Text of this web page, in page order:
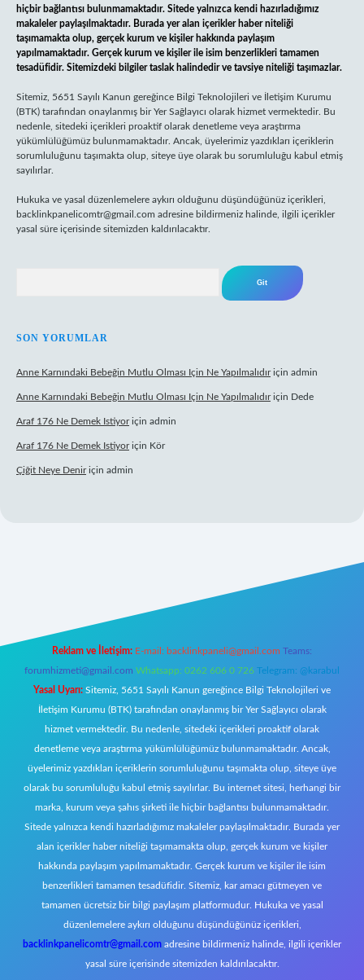
hiçbir bağlantısı bulunmamaktadır. Sitede yalnızca kendi hazırladığımız
makaleler paylaşılmaktadır. Burada yer alan içerikler haber niteliği
taşımamakta olup, gerçek kurum ve kişiler hakkında paylaşım
yapılmamaktadır. Gerçek kurum ve kişiler ile isim benzerlikleri tamamen
tesadüfidir. Sitemizdeki bilgiler taslak halindedir ve tavsiye niteliği taşımazlar.
Sitemiz, 5651 Sayılı Kanun gereğince Bilgi Teknolojileri ve İletişim Kurumu
(BTK) tarafından onaylanmış bir Yer Sağlayıcı olarak hizmet vermektedir. Bu
nedenle, sitedeki içerikleri proaktif olarak denetleme veya araştırma
yükümlülüğümüz bulunmamaktadır. Ancak, üyelerimiz yazdıkları içeriklerin
sorumluluğunu taşımakta olup, siteye üye olarak bu sorumluluğu kabul etmiş
sayılırlar.
Hukuka ve yasal düzenlemelere aykırı olduğunu düşündüğünüz içerikleri,
backlinkpanelicomtr@gmail.com adresine bildirmeniz halinde, ilgili içerikler
yasal süre içerisinde sitemizden kaldırılacaktır.
SON YORUMLAR
Anne Karnındaki Bebeğin Mutlu Olması Için Ne Yapılmalıdıriçin admin
Anne Karnındaki Bebeğin Mutlu Olması Için Ne Yapılmalıdıriçin Dede
Araf 176 Ne Demek Istiyoriçin admin
Araf 176 Ne Demek Istiyoriçin Kör
Çiğit Neye Deniriçin admin
Reklam ve İletişim: E-mail: backlinkpaneli@gmail.com Teams:
forumhizmeti@gmail.com Whatsapp: 0262 606 0 726 Telegram: @karabul
Yasal Uyarı: Sitemiz, 5651 Sayılı Kanun gereğince Bilgi Teknolojileri ve
İletişim Kurumu (BTK) tarafından onaylanmış bir Yer Sağlayıcı olarak
hizmet vermektedir. Bu nedenle, sitedeki içerikleri proaktif olarak
denetleme veya araştırma yükümlülüğümüz bulunmamaktadır. Ancak,
üyelerimiz yazdıkları içeriklerin sorumluluğunu taşımakta olup, siteye üye
olarak bu sorumluluğu kabul etmiş sayılırlar. Bu internet sitesi, herhangi bir
marka, kurum veya şahıs şirketi ile hiçbir bağlantısı bulunmamaktadır.
Sitede yalnızca kendi hazırladığımız makaleler paylaşılmaktadır. Burada yer
alan içerikler haber niteliği taşımamakta olup, gerçek kurum ve kişiler
hakkında paylaşım yapılmamaktadır. Gerçek kurum ve kişiler ile isim
benzerlikleri tamamen tesadüfidir. Sitemiz, kar amacı gütmeyen ve
tamamen ücretsiz bir bilgi paylaşım platformudur. Hukuka ve yasal
düzenlemelere aykırı olduğunu düşündüğünüz içerikleri,
backlinkpanelicomtr@gmail.com adresine bildirmeniz halinde, ilgili içerikler
yasal süre içerisinde sitemizden kaldırılacaktır.